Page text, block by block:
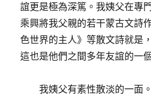
誼更是極為深篤。我姨父在專
乘興將我父親的若干蒙古文詩
色世界的主人》等散文詩就是
這也是他們之間多年友誼的一
我姨父有素性散淡的一面